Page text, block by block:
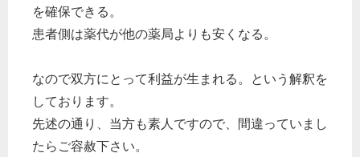
を確保できる。
患者側は薬代が他の薬局よりも安くなる。
なので双方にとって利益が生まれる。という解釈を
しております。
先述の通り、当方も素人ですので、間違っていまし
たらご容赦下さい。
どのカテゴリーに投稿しますか？
労務管理
税務経理
企業法務